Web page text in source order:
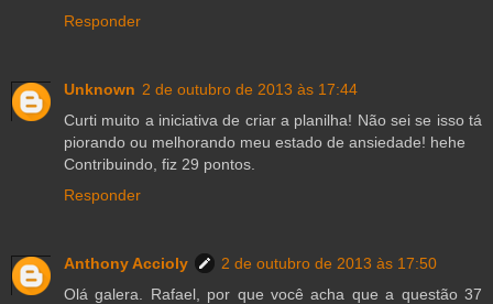
Responder
Unknown 2 de outubro de 2013 às 17:44
Curti muito a iniciativa de criar a planilha! Não sei se isso tá
piorando ou melhorando meu estado de ansiedade! hehe
Contribuindo, fiz 29 pontos.
Responder
Anthony Accioly
2 de outubro de 2013 às 17:50
Olá galera. Rafael, por que você acha que a questão 37